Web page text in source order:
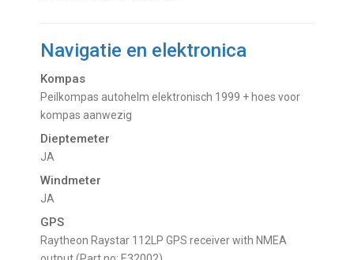
Navigatie en elektronica
Kompas
Peilkompas autohelm elektronisch 1999 + hoes voor
kompas aanwezig
Dieptemeter
JA
Windmeter
JA
GPS
Raytheon Raystar 112LP GPS receiver with NMEA